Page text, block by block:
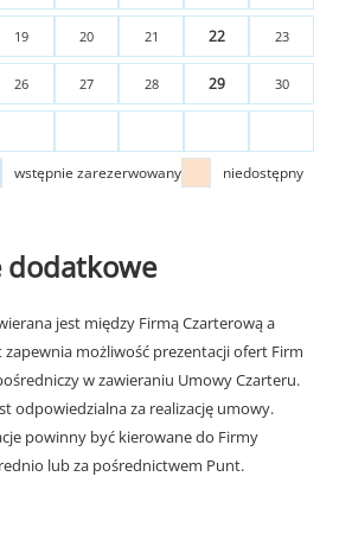
19 20 21 22 23
26 27 28 29 30
wstępnie zarezerwowany niedostępny
dodatkowe
jest między Firmą Czarterową a
możliwość prezentacji ofert Firm
w zawieraniu Umowy Czarteru.
odpowiedzialna za realizację umowy.
powinny być kierowane do Firmy
lub za pośrednictwem Punt.